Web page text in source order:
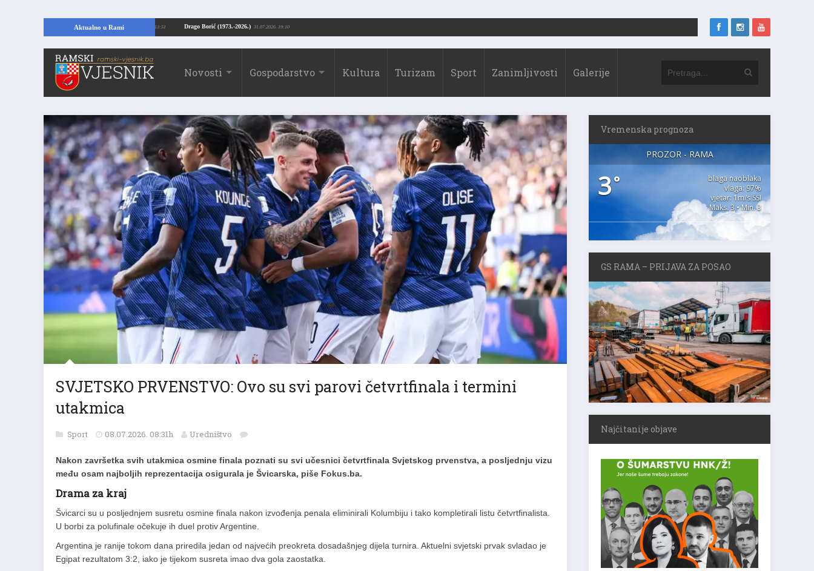
Aktualno u Rami Drago Borić (1973.-2026.) 31.07.2026. 19:10
temelje kuće, pronašao vrijedne arheološke ostatke 24.07.2026. 13:51
Novosti Gospodarstvo Kultura Turizam Sport Zanimljivosti Galerije
SVJETSKO PRVENSTVO: Ovo su svi parovi četvrtfinala i termini
utakmica
Sport 08.07.2026. 08:31h Uredništvo
Nakon završetka svih utakmica osmine finala poznati su svi učesnici četvrtfinala Svjetskog prvenstva, a posljednju vizu
među osam najboljih reprezentacija osigurala je Švicarska, piše Fokus.ba.
Drama za kraj
Švicarci su u posljednjem susretu osmine finala nakon izvođenja penala eliminirali Kolumbiju i tako kompletirali listu četvrtfinalista.
U borbi za polufinale očekuje ih duel protiv Argentine.
Argentina je ranije tokom dana priredila jedan od najvećih preokreta dosadašnjeg dijela turnira. Aktuelni svjetski prvak svladao je
Egipat rezultatom 3:2, iako je tijekom susreta imao dva gola zaostatka.
Vremenska prognoza
PROZOR - RAMA
3°
blaga naoblaka
vlaga: 97%
vjetar: 1m/s SSI
Maks. 3 • Min. 3
GS RAMA – PRIJAVA ZA POSAO
Najčitanije objave